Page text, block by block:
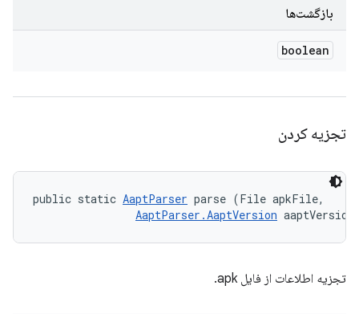
بازگشت‌ها
boolean
تجزیه کردن
public static AaptParser parse (File apkFile,
AaptParser.AaptVersion
تجزیه اطلاعات از فایل apk.